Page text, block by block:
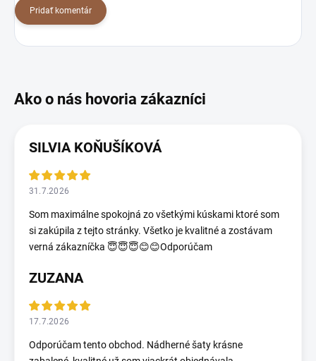
Pridať komentár
SILVIA KOŇUŠÍKOVÁ
31.7.2026
Som maximálne spokojná zo všetkými kúskami ktoré som
si zakúpila z tejto stránky. Všetko je kvalitné a zostávam
verná zákazníčka 😇😇😇😊😊Odporúčam
ZUZANA
17.7.2026
Odporúčam tento obchod. Nádherné šaty krásne